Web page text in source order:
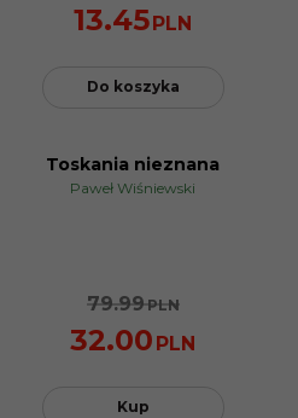
13.45PLN
Do koszyka
Toskania nieznana
Paweł Wiśniewski
79.99PLN
32.00 PLN
Kup